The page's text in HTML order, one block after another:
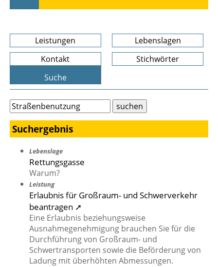
Leistungen
Lebenslagen
Kontakt
Stichwörter
Suche
Suchergebnis
Lebenslage
Rettungsgasse
Warum?
Leistung
Erlaubnis für Großraum- und Schwerverkehr
beantragen ➚
Eine Erlaubnis beziehungsweise
Ausnahmegenehmigung brauchen Sie für die
Durchführung von Großraum- und
Schwertransporten sowie die Beförderung von
Ladung mit überhöhten Abmessungen.